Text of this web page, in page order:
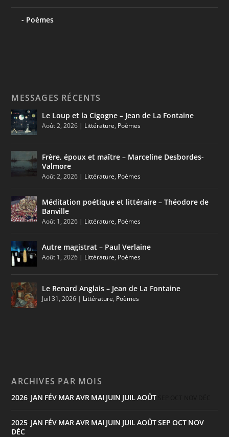
Poèmes
MESSAGES RÉCENTS
Le Loup et la Cigogne – Jean de La Fontaine
Août 2, 2026 | Littérature, Poèmes
Frère, époux et maître – Marceline Desbordes-
Valmore
Août 2, 2026 | Littérature, Poèmes
Méditation poétique et littéraire – Théodore de
Banville
Août 1, 2026 | Littérature, Poèmes
Autre magistrat – Paul Verlaine
Août 1, 2026 | Littérature, Poèmes
Le Renard Anglais – Jean de La Fontaine
Juil 31, 2026 | Littérature, Poèmes
ARCHIVES PAR MOIS
2026 JAN FÉV MAR AVR MAI JUIN JUIL AOÛT
2025 JAN FÉV MAR AVR MAI JUIN JUIL AOÛTSEP OCT NOV
DÉC